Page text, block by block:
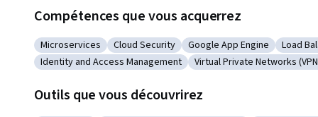
como las redes, los sistemas y los servicios de
soluciones prácticas como la interconexión segura de
administración de seguridad y accesos, las cuotas, la
Esta clase está destinada al siguiente público:
● Ingenieros DevOps y arquitectos de soluciones de nube
Compétences que vous acquerrez
Catégorie : Microservices
Microservices Catégorie : Cloud Security
Cloud Security Catégorie : Google App
Google App Engine Load
Catégorie : Identity and Access Management
Identity and Access Management Catégorie : Virtual
Virtual Private Networks
Outils que vous découvrirez